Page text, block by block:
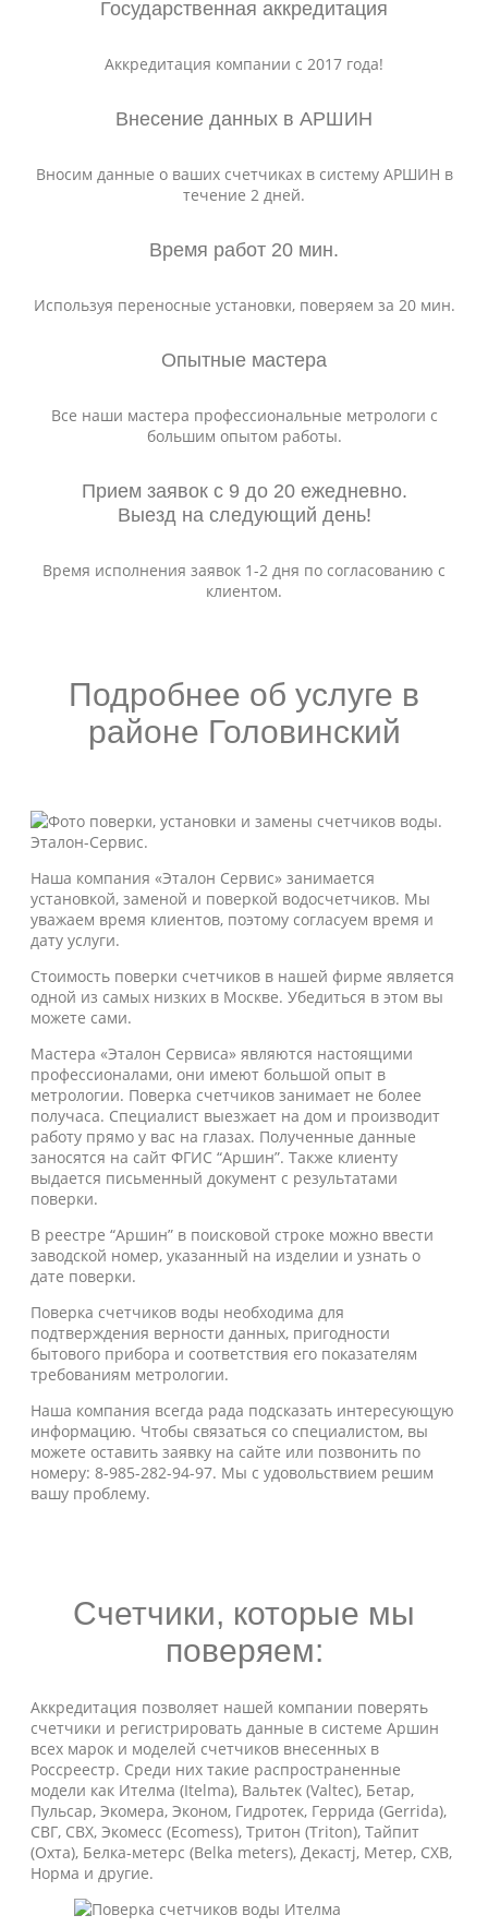
Государственная аккредитация
Аккредитация компании с 2017 года!
Внесение данных в АРШИН
Вносим данные о ваших счетчиках в систему АРШИН в
течение 2 дней.
Время работ 20 мин.
Используя переносные установки, поверяем за 20 мин.
Опытные мастера
Все наши мастера профессиональные метрологи с
большим опытом работы.
Прием заявок с 9 до 20 ежедневно.
Выезд на следующий день!
Время исполнения заявок 1-2 дня по согласованию с
клиентом.
Подробнее об услуге в
районе Головинский
Наша компания «Эталон Сервис» занимается
установкой, заменой и поверкой водосчетчиков. Мы
уважаем время клиентов, поэтому согласуем время и
дату услуги.
Стоимость поверки счетчиков в нашей фирме является
одной из самых низких в Москве. Убедиться в этом вы
можете сами.
Мастера «Эталон Сервиса» являются настоящими
профессионалами, они имеют большой опыт в
метрологии. Поверка счетчиков занимает не более
получаса. Специалист выезжает на дом и производит
работу прямо у вас на глазах. Полученные данные
заносятся на сайт ФГИС “Аршин”. Также клиенту
выдается письменный документ с результатами
поверки.
В реестре “Аршин” в поисковой строке можно ввести
заводской номер, указанный на изделии и узнать о
дате поверки.
Поверка счетчиков воды необходима для
подтверждения верности данных, пригодности
бытового прибора и соответствия его показателям
требованиям метрологии.
Наша компания всегда рада подсказать интересующую
информацию. Чтобы связаться со специалистом, вы
можете оставить заявку на сайте или позвонить по
номеру: 8-985-282-94-97. Мы с удовольствием решим
вашу проблему.
Счетчики, которые мы
поверяем:
Аккредитация позволяет нашей компании поверять
счетчики и регистрировать данные в системе Аршин
всех марок и моделей счетчиков внесенных в
Россреестр. Среди них такие распространенные
модели как Ителма (Itelma), Вальтек (Valtec), Бетар,
Пульсар, Экомера, Эконом, Гидротек, Геррида (Gerrida),
СВГ, СВХ, Экомесс (Ecomess), Тритон (Triton), Тайпит
(Охта), Белка-метерс (Belka meters), Декастj, Метер, СХВ,
Норма и другие.